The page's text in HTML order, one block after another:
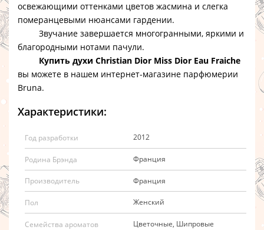
освежающими оттенками цветов жасмина и слегка
померанцевыми нюансами гардении.
Звучание завершается многогранными, яркими и
благородными нотами пачули.
Купить духи Christian Dior Miss Dior Eau Fraiche
вы можете в нашем интернет-магазине парфюмерии
Bruna.
Характеристики:
Год разработки 2012
Родина Брэнда Франция
Производитель Франция
Пол Женский
Семейства ароматов Цветочные, Шипровые